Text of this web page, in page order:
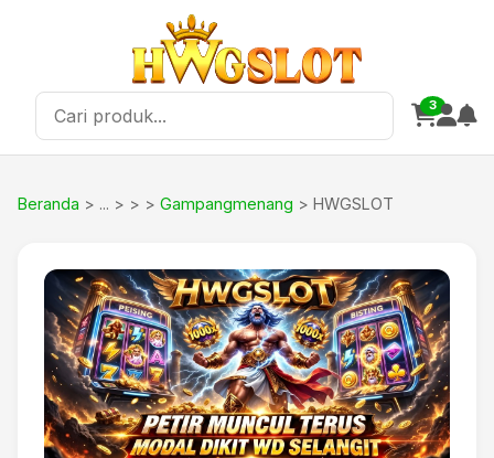
3
Beranda > > Gampangmenang > HWGSLOT